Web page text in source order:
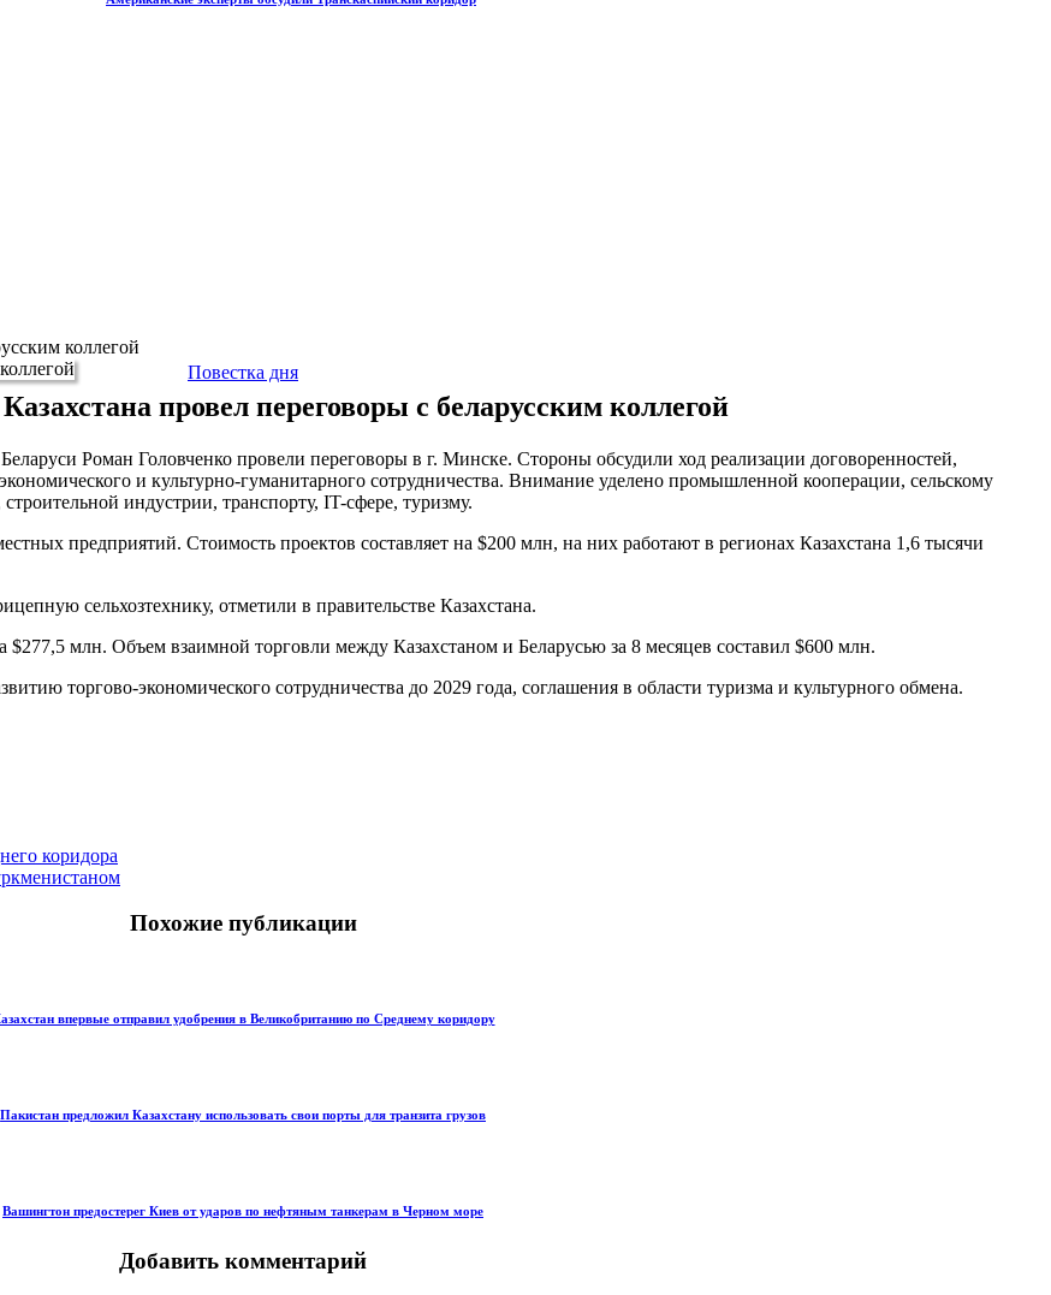
коллегой
Повестка дня
провел переговоры с беларусским коллегой
Роман Головченко провели переговоры в г. Минске. Стороны обсудили ход реализации договоренностей,
и культурно-гуманитарного сотрудничества. Внимание уделено промышленной кооперации, сельскому
индустрии, транспорту, IT-сфере, туризму.
предприятий. Стоимость проектов составляет на $200 млн, на них работают в регионах Казахстана 1,6 тысячи
сельхозтехнику, отметили в правительстве Казахстана.
млн. Объем взаимной торговли между Казахстаном и Беларусью за 8 месяцев составил $600 млн.
торгово-экономического сотрудничества до 2029 года, соглашения в области туризма и культурного обмена.
коридора
Похожие публикации
впервые отправил удобрения в Великобританию по Среднему коридору
Пакистан предложил Казахстану использовать свои порты для транзита грузов
Вашингтон предостерег Киев от ударов по нефтяным танкерам в Черном море
Добавить комментарий